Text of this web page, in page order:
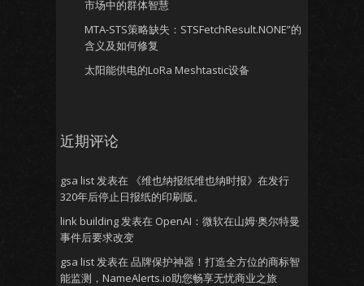
市场中的群体智慧
MTA-STS策略缺失：STSFetchResult.NONE”的
含义及如何修复
太阳能供电的LoRa Meshtastic设备
近期评论
gsa list发表在
《维也纳报纸维也纳时报》在发行
320年后停止日报纸的印刷版。
link building发表在 OpenAI：微软在山姆·奥尔特曼
事件后要求改变
gsa list发表在 品牌保护神器！打造全方位的商标智
能监测，NameAlerts.io助您畅享无忧商业之旅